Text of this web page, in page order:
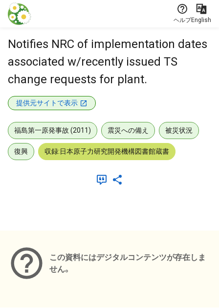
本文に飛ぶ
ヘルプEnglish
Notifies NRC of implementation dates
associated w/recently issued TS
change requests for plant.
提供元サイトで表示
福島第一原発事故 (2011) 震災への備え 被災状況
復興 収録:日本原子力研究開発機構図書館蔵書
この資料にはデジタルコンテンツが存在しま
せん。